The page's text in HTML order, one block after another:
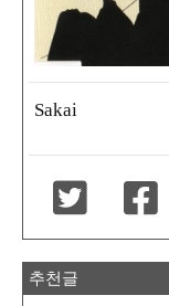
Sakai
추천글